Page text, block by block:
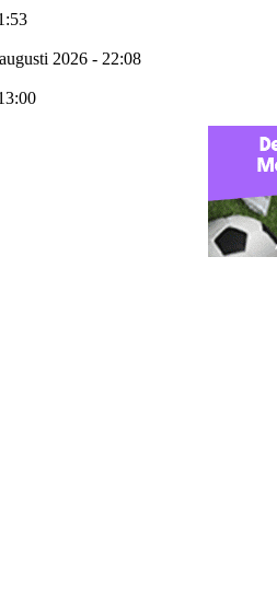
2026 - 22:08